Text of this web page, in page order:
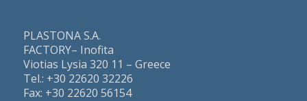
PLASTONA S.A.
FACTORY– Inofita
Viotias Lysia 320 11 – Greece
Τel.: +30 22620 32226
Fax: +30 22620 56154